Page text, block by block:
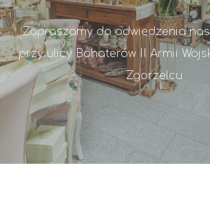
Zapraszamy do odwiedzenia
przy ulicy Bohaterów II Armii
Zgorzelcu